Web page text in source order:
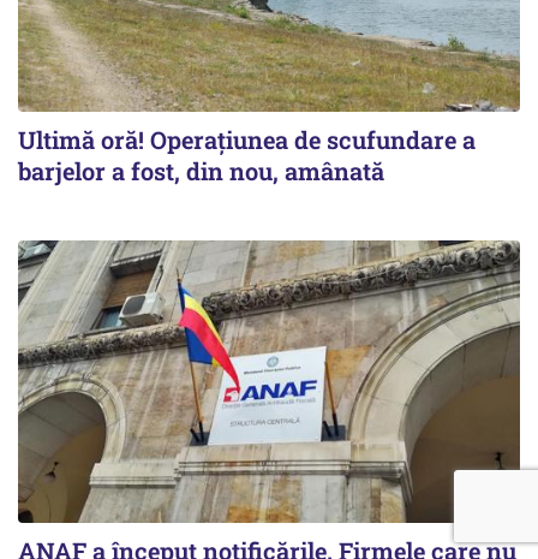
Ultimă oră! Operațiunea de scufundare a
barjelor a fost, din nou, amânată
ANAF a început notificările. Firmele care nu